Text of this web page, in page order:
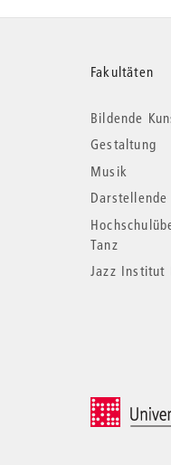
Fakultäten
Bildende
Gestaltung
Musik
Darstellende
Tanz
Jazz Institut
© 2026